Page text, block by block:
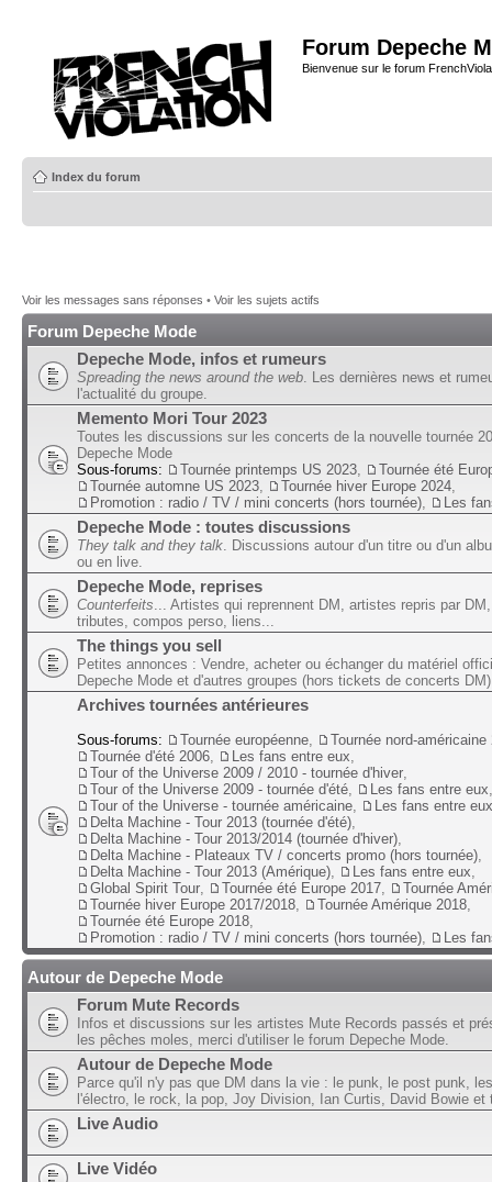
Forum Depeche
Bienvenue sur le forum
Index du forum
Voir les messages sans réponses • Voir les sujets actifs
Forum Depeche Mode
Depeche Mode, infos et rumeurs
Spreading the news around the web . Les dernières news et
l'actualité du groupe.
Memento Mori Tour 2023
Toutes les discussions sur les concerts de la nouvelle tournée
Depeche Mode
Sous-forums:
Tournée printemps US 2023
Tournée été
Tournée automne US 2023
Tournée hiver Europe 2024
Promotion : radio / TV / mini concerts (hors tournée)
Les
Depeche Mode : toutes discussions
They talk and they talk . Discussions autour d'un titre ou d'un
ou en live.
Depeche Mode, reprises
Counterfeits ... Artistes qui reprennent DM, artistes repris par
tributes, compos perso, liens...
The things you sell
Petites annonces : Vendre, acheter ou échanger du matériel
Depeche Mode et d'autres groupes (hors tickets de concerts DM)
Archives tournées antérieures
Sous-forums: Tournée européenne
Tournée nord-américaine
Tournée d'été 2006
Les fans entre eux
Tour of the Universe 2009 / 2010 - tournée d'hiver
Tour of the Universe 2009 - tournée d'été
Les fans entre eux
Tour of the Universe - tournée américaine
Les fans entre eux
Delta Machine - Tour 2013 (tournée d'été)
Delta Machine - Tour 2013/2014 (tournée d'hiver)
Delta Machine - Plateaux TV / concerts promo (hors tournée)
Delta Machine - Tour 2013 (Amérique)
Les fans entre eux
Global Spirit Tour
Tournée été Europe 2017
Tournée
Tournée hiver Europe 2017/2018
Tournée Amérique 2018
Tournée été Europe 2018
Promotion : radio / TV / mini concerts (hors tournée)
Les
Autour de Depeche Mode
Forum Mute Records
Infos et discussions sur les artistes Mute Records passés et
les pêches moles, merci d'utiliser le forum Depeche Mode.
Autour de Depeche Mode
Parce qu'il n'y pas que DM dans la vie : le punk, le post punk,
l'électro, le rock, la pop, Joy Division, Ian Curtis, David Bowie et
Live Audio
Live Vidéo